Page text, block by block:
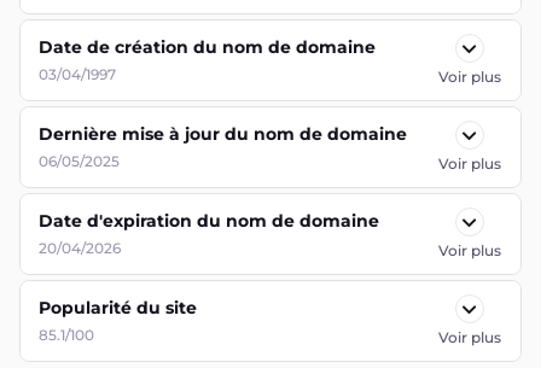
Date de création du nom de domaine
03/04/1997 Voir plus
Dernière mise à jour du nom de domaine
06/05/2025 Voir plus
Date d'expiration du nom de domaine
20/04/2026 Voir plus
Popularité du site
85.1/100 Voir plus